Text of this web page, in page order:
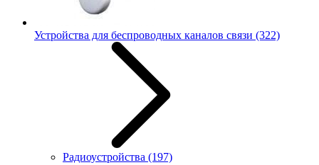
Устройства для беспроводных каналов связи (322)
Радиоустройства (197)